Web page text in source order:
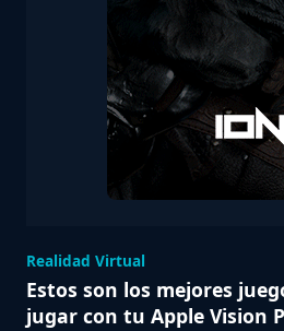
Realidad Virtual
Estos son los mejores
jugar con tu Apple Vision